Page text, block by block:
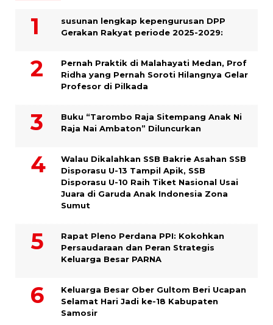
susunan lengkap kepengurusan DPP
Gerakan Rakyat periode 2025-2029:
Pernah Praktik di Malahayati Medan, Prof
Ridha yang Pernah Soroti Hilangnya Gelar
Profesor di Pilkada
Buku “Tarombo Raja Sitempang Anak Ni
Raja Nai Ambaton” Diluncurkan
Walau Dikalahkan SSB Bakrie Asahan SSB
Disporasu U-13 Tampil Apik, SSB
Disporasu U-10 Raih Tiket Nasional Usai
Juara di Garuda Anak Indonesia Zona
Sumut
Rapat Pleno Perdana PPI: Kokohkan
Persaudaraan dan Peran Strategis
Keluarga Besar PARNA
Keluarga Besar Ober Gultom Beri Ucapan
Selamat Hari Jadi ke-18 Kabupaten
Samosir